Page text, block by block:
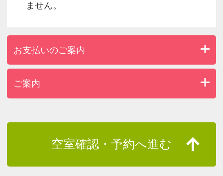
ません。
お支払いのご案内
ご案内
空室確認・予約へ進む